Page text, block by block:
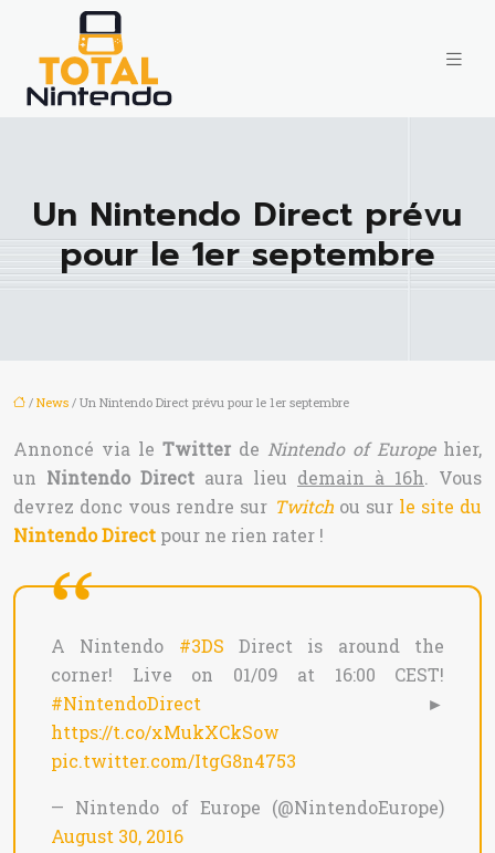
Un Nintendo Direct prévu
pour le 1er septembre
/ News / Un Nintendo Direct prévu pour le 1er septembre
Annoncé via le Twitter de Nintendo of Europehier,
un Nintendo Direct aura lieu demain à 16h. Vous
devrez donc vous rendre sur Twitchou sur le site du
Nintendo Direct pour ne rien rater !
A Nintendo #3DS Direct is around the
corner! Live on 01/09 at 16:00 CEST!
#NintendoDirect ►
https://t.co/xMukXCkSow
pic.twitter.com/ItgG8n4753
— Nintendo of Europe (@NintendoEurope)
August 30, 2016